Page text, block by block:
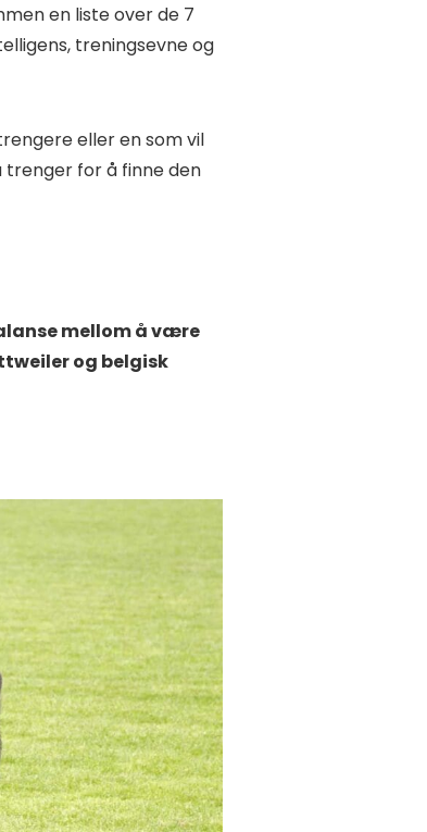
en liste over de 7
treningsevne og
eller en som vil
trenger for å finne den
mellom å være
og belgisk